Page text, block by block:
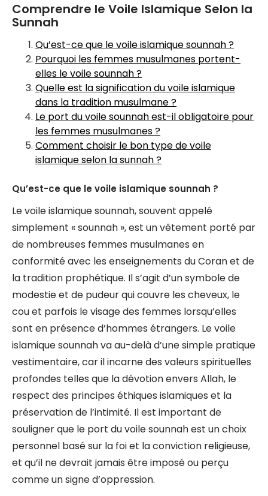
Comprendre le Voile Islamique Selon la
Sunnah
Qu’est-ce que le voile islamique sounnah ?
Pourquoi les femmes musulmanes portent-
elles le voile sounnah ?
Quelle est la signification du voile islamique
dans la tradition musulmane ?
Le port du voile sounnah est-il obligatoire pour
les femmes musulmanes ?
Comment choisir le bon type de voile
islamique selon la sunnah ?
Qu’est-ce que le voile islamique sounnah ?
Le voile islamique sounnah, souvent appelé
simplement « sounnah », est un vêtement porté par
de nombreuses femmes musulmanes en
conformité avec les enseignements du Coran et de
la tradition prophétique. Il s’agit d’un symbole de
modestie et de pudeur qui couvre les cheveux, le
cou et parfois le visage des femmes lorsqu’elles
sont en présence d’hommes étrangers. Le voile
islamique sounnah va au-delà d’une simple pratique
vestimentaire, car il incarne des valeurs spirituelles
profondes telles que la dévotion envers Allah, le
respect des principes éthiques islamiques et la
préservation de l’intimité. Il est important de
souligner que le port du voile sounnah est un choix
personnel basé sur la foi et la conviction religieuse,
et qu’il ne devrait jamais être imposé ou perçu
comme un signe d’oppression.